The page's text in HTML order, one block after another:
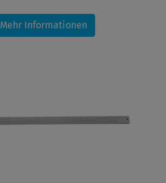
Mehr Informationen